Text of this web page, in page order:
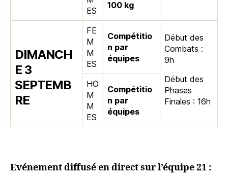
ES
100 kg
DIMANCH
E 3
SEPTEMB
RE
FE
M
M
ES
Compétitio
n par
équipes
Début des
Combats :
9h
Début des
Phases
Finales : 16h
HO
M
M
ES
Compétitio
n par
équipes
Evénement diffusé en direct sur l’équipe 21 :